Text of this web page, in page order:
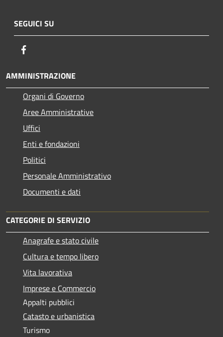
SEGUICI SU
AMMINISTRAZIONE
Organi di Governo
Aree Amministrative
Uffici
Enti e fondazioni
Politici
Personale Amministrativo
Documenti e dati
CATEGORIE DI SERVIZIO
Anagrafe e stato civile
Cultura e tempo libero
Vita lavorativa
Imprese e Commercio
Appalti pubblici
Catasto e urbanistica
Turismo